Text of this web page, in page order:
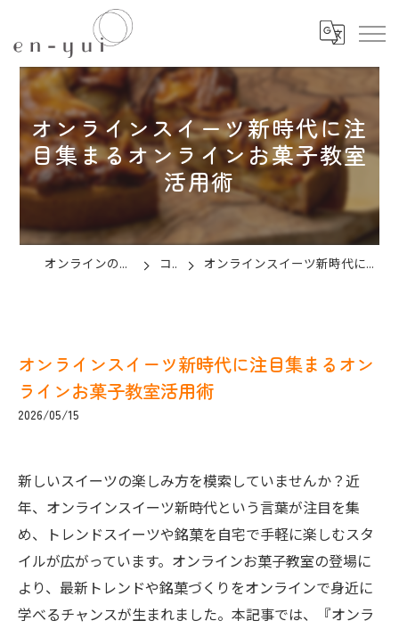
オンラインスイーツ新時代に注
目集まるオンラインお菓子教室
活用術
オンラインのお菓子教室ならen-yui コラム オンラインスイーツ新時代に注目集まるオンラインお菓子教室活用術
オンラインスイーツ新時代に注目集まるオン
ラインお菓子教室活用術
2026/05/15
新しいスイーツの楽しみ方を模索していませんか？近
年、オンラインスイーツ新時代という言葉が注目を集
め、トレンドスイーツや銘菓を自宅で手軽に楽しむスタ
イルが広がっています。オンラインお菓子教室の登場に
より、最新トレンドや銘菓づくりをオンラインで身近に
学べるチャンスが生まれました。本記事では、『オンラ